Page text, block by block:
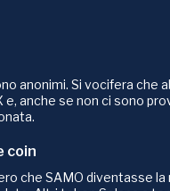
anonimi. Si vocifera che
e, anche se non ci sono
coin
che SAMO diventasse la